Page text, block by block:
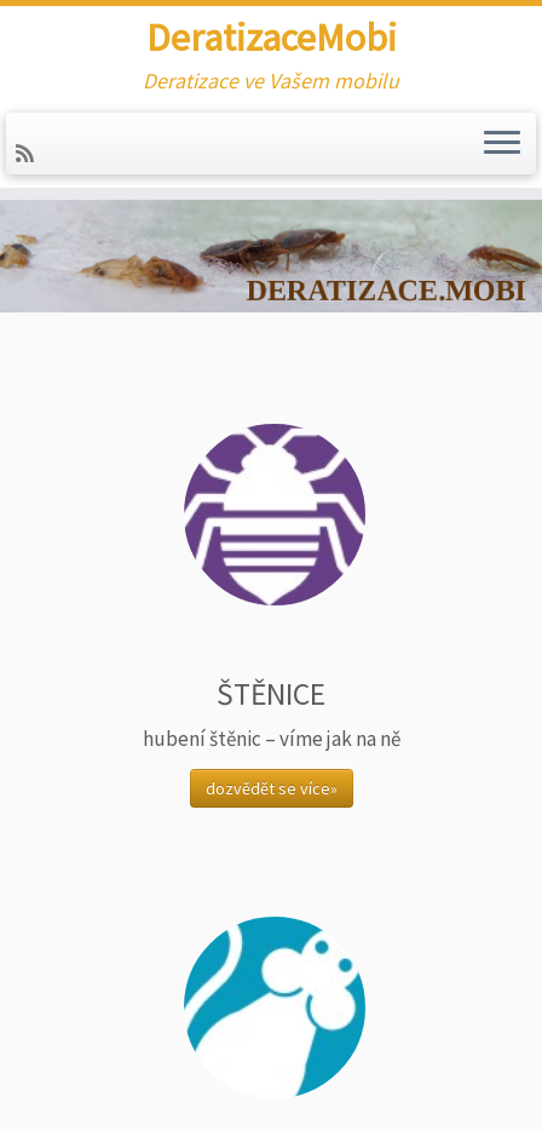
to
content
DeratizaceMobi
Deratizace ve Vašem mobilu
ŠTĚNICE
hubení štěnic – víme jak na ně
dozvědět se více»